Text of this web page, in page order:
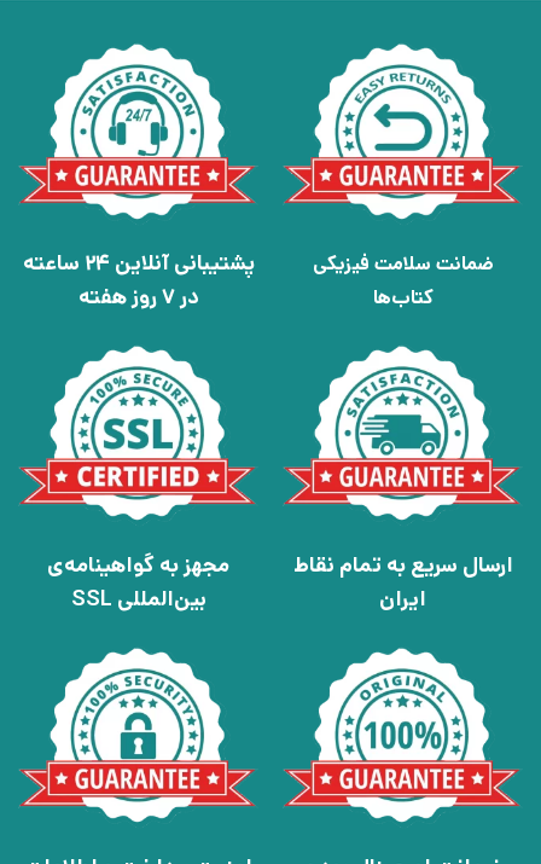
ضمانت سلامت فیزیکی
کتاب‌ها
پشتیبانی آنلاین 24 ساعته
در 7 روز هفته
ارسال سریع به تمام نقاط
ایران
مجهز به گواهینامه‌ی
بین‌المللی SSL